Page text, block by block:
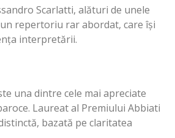
Scarlatti, alături de unele
repertoriu rar abordat, care își
interpretării.
una dintre cele mai apreciate
Laureat al Premiului Abbiati
bazată pe claritatea